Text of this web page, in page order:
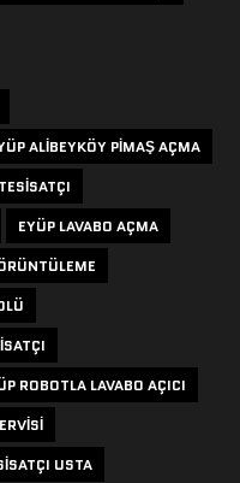
ALIBEYKÖY PIMAŞ AÇMA
EYÜP LAVABO AÇMA
ROBOTLA LAVABO AÇICI
USTA